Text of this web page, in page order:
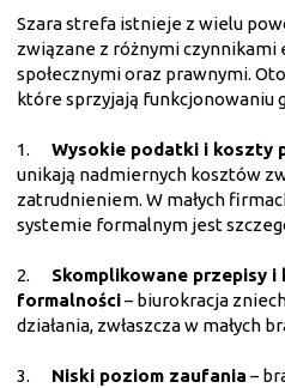
Szara strefa istnieje z wielu
związane z różnymi czynnikami
społecznymi oraz prawnymi.
które sprzyjają funkcjonowaniu
1. Wysokie podatki i koszty
unikają nadmiernych kosztów
zatrudnieniem. W małych
systemie formalnym jest
2. Skomplikowane przepisy i
formalności– biurokracja
działania, zwłaszcza w małych
3. Niski poziom zaufania –